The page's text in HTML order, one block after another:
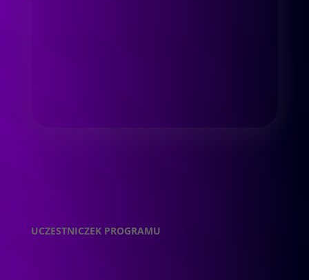
UCZESTNICZEK PROGRAMU